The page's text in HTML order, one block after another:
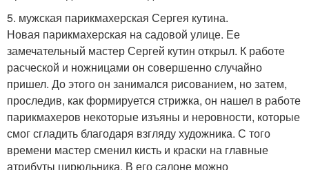
5. мужская парикмахерская Сергея кутина.
Новая парикмахерская на садовой улице. Ее
замечательный мастер Сергей кутин открыл. К работе
расческой и ножницами он совершенно случайно
пришел. До этого он занимался рисованием, но затем,
проследив, как формируется стрижка, он нашел в работе
парикмахеров некоторые изъяны и неровности, которые
смог сгладить благодаря взгляду художника. С того
времени мастер сменил кисть и краски на главные
атрибуты цирюльника. В его салоне можно